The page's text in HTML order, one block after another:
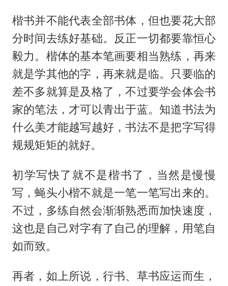
楷书并不能代表全部书体，但也要花大部
分时间去练好基础。反正一切都要靠恒心
毅力。楷体的基本笔画要相当熟练，再来
就是学其他的字，再来就是临。只要临的
差不多就算是及格了，不过要学会体会书
家的笔法，才可以青出于蓝。知道书法为
什么美才能越写越好，书法不是把字写得
规规矩矩的就好。
初学写快了就不是楷书了，当然是慢慢
写，蝇头小楷不就是一笔一笔写出来的。
不过，多练自然会渐渐熟悉而加快速度，
这也是自己对字有了自己的理解，用笔自
如而致。
再者，如上所说，行书、草书应运而生，